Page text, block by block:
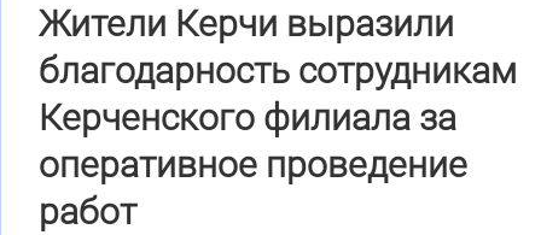
Жители Керчи выразили
благодарность сотрудникам
Керченского филиала за
оперативное проведение
работ